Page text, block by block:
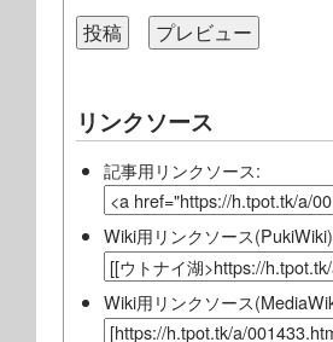
リンクソース
記事用リンクソース:
Wiki用リンクソース
Wiki用リンクソース